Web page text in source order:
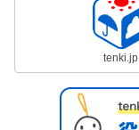
tenki.jp